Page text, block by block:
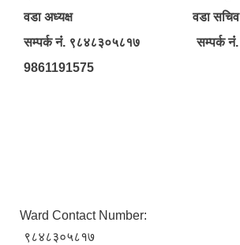
वडा अध्यक्ष वडा सचिव
सम्पर्क नंं. ९८४८३०५८१७ सम्पर्क नंं.
9861191575
Ward Contact Number:
९८४८३०५८१७